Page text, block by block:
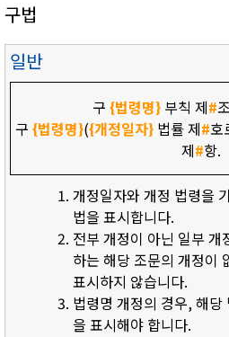
구법
일반
구 {법령명}부칙 제#
구 {법령명}({개정일자} 법률 제#호
제#항.
개정일자와 개정 법령을
법을 표시합니다.
전부 개정이 아닌 일부
하는 해당 조문의 개정이
표시하지 않습니다.
법령명 개정의 경우, 해
을 표시해야 합니다.